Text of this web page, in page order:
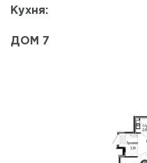
Кухня:
ДОМ 7